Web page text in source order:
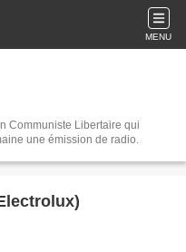
MENU
Communiste Libertaire qui
une émission de radio.